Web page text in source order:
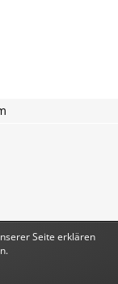
Seite erklären